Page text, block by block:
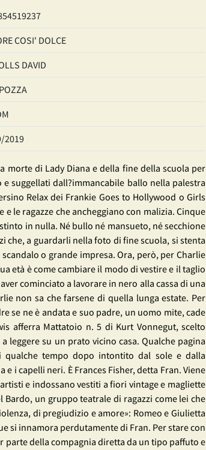
COSI' DOLCE
DAVID
2019
morte di Lady Diana e della fine della scuola per
suggellati dall?immancabile ballo nella palestra
Relax dei Frankie Goes to Hollywood o Girls
le ragazze che ancheggiano con malizia. Cinque
in nulla. Né bullo né mansueto, né secchione
che, a guardarli nella foto di fine scuola, si stenta
o grande impresa. Ora, però, per Charlie
età è come cambiare il modo di vestire e il taglio
cominciato a lavorare in nero alla cassa di una
non sa che farsene di quella lunga estate. Per
se ne è andata e suo padre, un uomo mite, cade
afferra Mattatoio n. 5 di Kurt Vonnegut, scelto
leggere su un prato vicino casa. Qualche pagina
qualche tempo dopo intontito dal sole e dalla
i capelli neri. È Frances Fisher, detta Fran. Viene
e indossano vestiti a fiori vintage e magliette
un gruppo teatrale di ragazzi come lei che
di pregiudizio e amore»: Romeo e Giulietta
si innamora perdutamente di Fran. Per stare con
parte della compagnia diretta da un tipo paffuto e